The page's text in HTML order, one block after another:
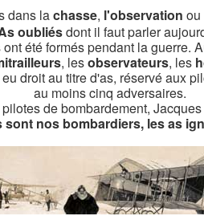
dans lachasse, l'observation ou
oubliésdont il faut parler
été formés pendant la guerre.
, lesobservateurs, les
droit au titre d'as, réservé aux
au moins cinq adversaires.
de bombardement,
sont nos bombardiers, les as